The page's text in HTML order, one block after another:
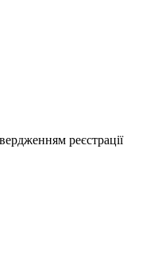
реєстрації